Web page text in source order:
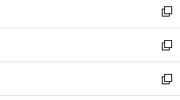
く
で
開
く
ド
ウ
で
開
く
ィ
ン
ド
ウ
で
開
い
ウ
ィ
ン
ド
ウ
新
し
い
ウ
ィ
ン
新
し
い
新